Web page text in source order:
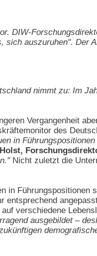
DIW-
sich auszuruhen". Der
nimmt zu: Im
Vergangenheit
des
in
Nicht zuletzt die
in Führungspositionen
verschiedene
ausgebildet –